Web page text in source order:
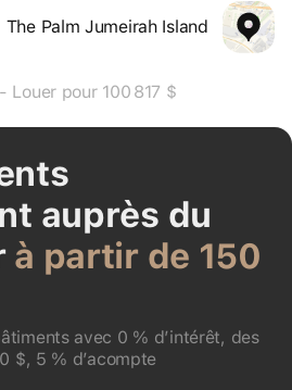
Palm Jumeirah Island
Louer pour 100 817 $
auprès du
à partir de 150
avec 0 % d’intérêt, des
$, 5 % d’acompte